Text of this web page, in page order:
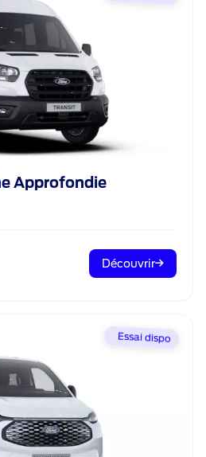
Approfondie
Découvrir
Essai dispo